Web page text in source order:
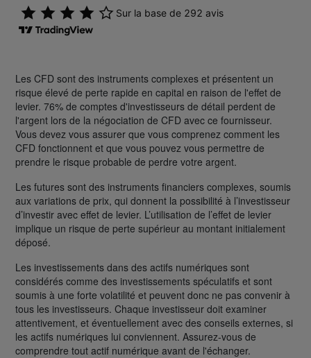
Les CFD sont des instruments complexes et présentent un
risque élevé de perte rapide en capital en raison de l'effet de
levier. 76% de comptes d'investisseurs de détail perdent de
l'argent lors de la négociation de CFD avec ce fournisseur.
Vous devez vous assurer que vous comprenez comment les
CFD fonctionnent et que vous pouvez vous permettre de
prendre le risque probable de perdre votre argent.
Les futures sont des instruments financiers complexes, soumis
aux variations de prix, qui donnent la possibilité à l’investisseur
d’investir avec effet de levier. L’utilisation de l’effet de levier
implique un risque de perte supérieur au montant initialement
déposé.
Les investissements dans des actifs numériques sont
considérés comme des investissements spéculatifs et sont
soumis à une forte volatilité et peuvent donc ne pas convenir à
tous les investisseurs. Chaque investisseur doit examiner
attentivement, et éventuellement avec des conseils externes, si
les actifs numériques lui conviennent. Assurez-vous de
comprendre tout actif numérique avant de l'échanger.